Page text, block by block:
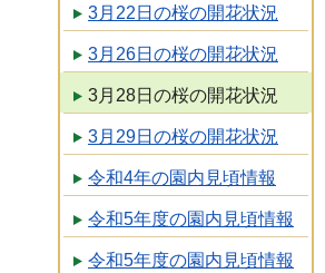
3月22日の桜の開花状況
3月26日の桜の開花状況
3月28日の桜の開花状況
3月29日の桜の開花状況
令和4年の園内見頃情報
令和5年度の園内見頃情報
令和5年度の園内見頃情報